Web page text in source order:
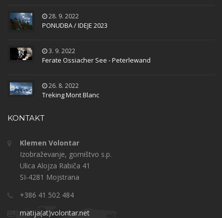
28. 9. 2022
PONUDBA / IDEJE 2023
3. 9. 2022
Ferate Ossiacher See - Peterlewand
26. 8. 2022
Treking Mont Blanc
KONTAKT
Klemen Volontar
Izobraževanje, gorništvo s.p.
Ulica Alojza Rabiča 41
SI-4281 Mojstrana
+386 41 502 484
matija(at)volontar.net